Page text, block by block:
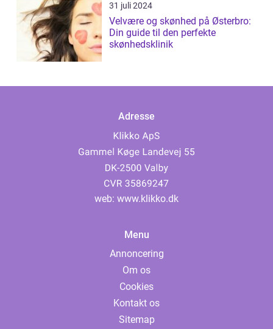
31 juli 2024
Velvære og skønhed på Østerbro:
Din guide til den perfekte
skønhedsklinik
Adresse
web: www.klikko.dk
Menu
Annoncering
Om os
Cookies
Kontakt os
Sitemap